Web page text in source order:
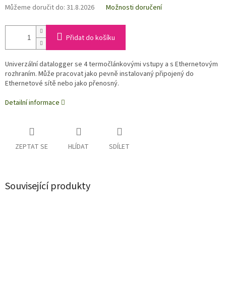
Můžeme doručit do: 31.8.2026 Možnosti doručení
Přidat do košíku
Univerzální datalogger se 4 termočlánkovými vstupy a s Ethernetovým
rozhraním. Může pracovat jako pevně instalovaný připojený do
Ethernetové sítě nebo jako přenosný.
Detailní informace
ZEPTAT SE HLÍDAT SDÍLET
Související produkty